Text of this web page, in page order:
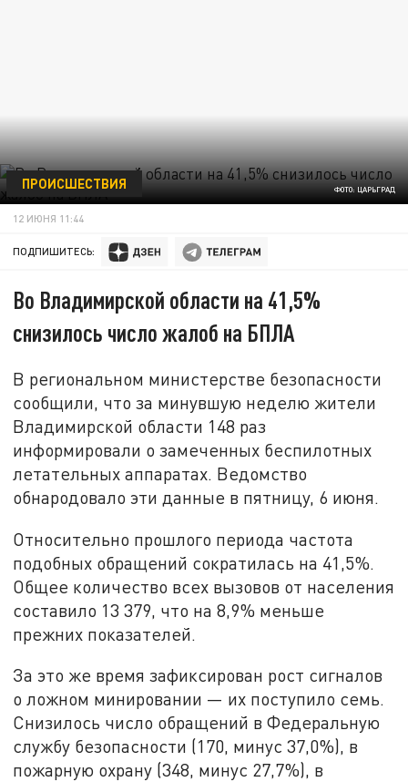
ФОТО: ЦАРЬГРАД
ПРОИСШЕСТВИЯ
12 ИЮНЯ 11:44
ПОДПИШИТЕСЬ:
Во Владимирской области на 41,5%
снизилось число жалоб на БПЛА
В региональном министерстве безопасности
сообщили, что за минувшую неделю жители
Владимирской области 148 раз
информировали о замеченных беспилотных
летательных аппаратах. Ведомство
обнародовало эти данные в пятницу, 6 июня.
Относительно прошлого периода частота
подобных обращений сократилась на 41,5%.
Общее количество всех вызовов от населения
составило 13 379, что на 8,9% меньше
прежних показателей.
За это же время зафиксирован рост сигналов
о ложном минировании — их поступило семь.
Снизилось число обращений в Федеральную
службу безопасности (170, минус 37,0%), в
пожарную охрану (348, минус 27,7%), в